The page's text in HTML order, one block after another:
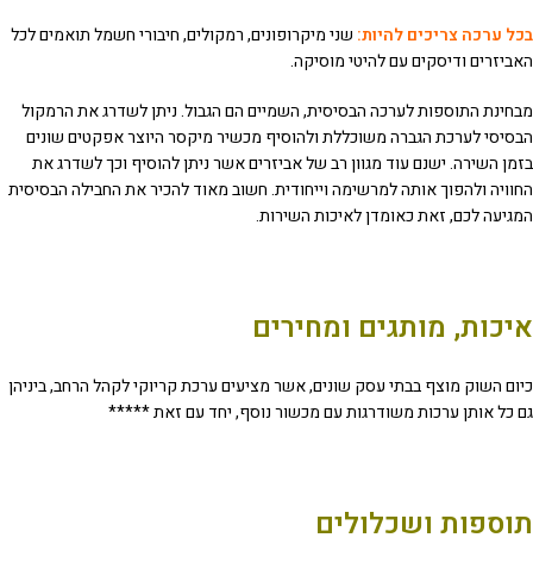
בכל ערכה צריכים להיות: שני מיקרופונים, רמקולים, חיבורי חשמל תואמים לכל
האביזרים ודיסקים עם להיטי מוסיקה.
מבחינת התוספות לערכה הבסיסית, השמיים הם הגבול. ניתן לשדרג את הרמקול
הבסיסי לערכת הגברה משוכללת ולהוסיף מכשיר מיקסר היוצר אפקטים שונים
בזמן השירה. ישנם עוד מגוון רב של אביזרים אשר ניתן להוסיף וכך לשדרג את
החוויה ולהפוך אותה למרשימה וייחודית. חשוב מאוד להכיר את החבילה הבסיסית
המגיעה לכם, זאת כאומדן לאיכות השירות.
איכות, מותגים ומחירים
כיום השוק מוצף בבתי עסק שונים, אשר מציעים ערכת קריוקי לקהל הרחב, ביניהן
גם כל אותן ערכות משודרגות עם מכשור נוסף, יחד עם זאת *****
תוספות ושכלולים